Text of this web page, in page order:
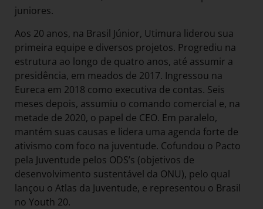
juniores.
Aos 20 anos, na Brasil Júnior, Utimura liderou sua
primeira equipe e diversos projetos. Progrediu na
estrutura ao longo de quatro anos, até assumir a
presidência, em meados de 2017. Ingressou na
Eureca em 2018 como executiva de contas. Seis
meses depois, assumiu o comando comercial e, na
metade de 2020, o papel de CEO. Em paralelo,
mantém suas causas e lidera uma agenda forte de
ativismo com foco na juventude. Cofundou o Pacto
pela Juventude pelos ODS’s (objetivos de
desenvolvimento sustentável da ONU), pelo qual
lançou o Atlas da Juventude, e representou o Brasil
no Youth 20.